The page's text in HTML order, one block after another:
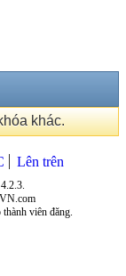
khác.
Lên trên
viên đăng.